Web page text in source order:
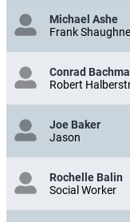
Michael Ashe
Frank
Conrad
Robert
Joe Baker
Jason
Rochelle Balin
Social Worker